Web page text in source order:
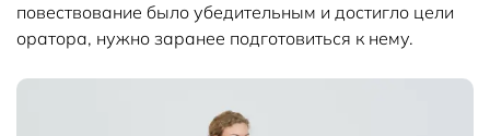
повествование было убедительным и достигло цели
оратора, нужно заранее подготовиться к нему.